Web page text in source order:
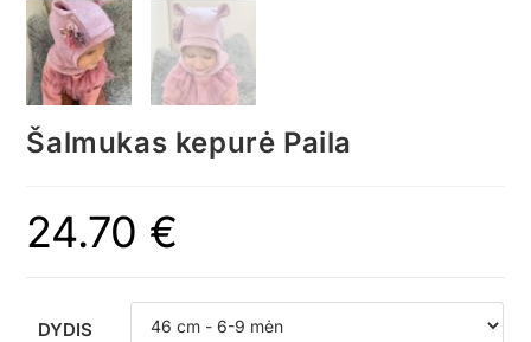
Šalmukas kepurė Paila
24.70 €
DYDIS